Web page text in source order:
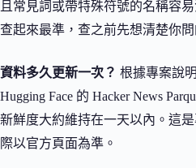
且常見詞或帶特殊符號的名稱容
查起來最準，查之前先想清楚你
資料多久更新一次？ 根據專案說
Hugging Face 的 Hacker News
新鮮度大約維持在一天以內。這
際以官方頁面為準。